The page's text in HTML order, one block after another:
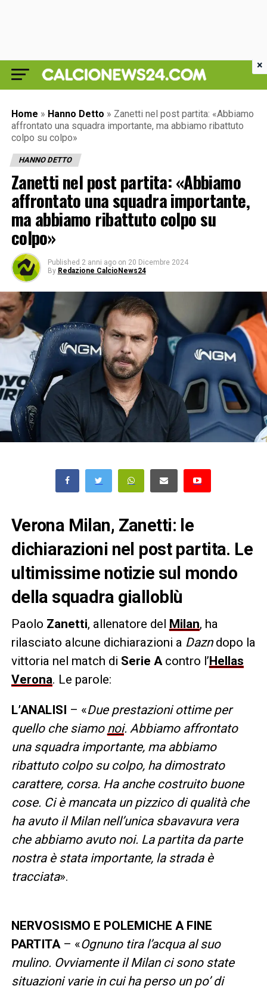
Home » Hanno Detto » Zanetti nel post partita: «Abbiamo
affrontato una squadra importante, ma abbiamo ribattuto
colpo su colpo»
HANNO DETTO
Zanetti nel post partita: «Abbiamo
affrontato una squadra importante,
ma abbiamo ribattuto colpo su
colpo»
Published 2 anni ago on 20 Dicembre 2024
By Redazione CalcioNews24
Verona Milan, Zanetti: le
dichiarazioni nel post partita. Le
ultimissime notizie sul mondo
della squadra gialloblù
Paolo Zanetti, allenatore del Milan, ha
rilasciato alcune dichiarazioni a Dazn dopo la
vittoria nel match di Serie Acontro l’Hellas
Verona. Le parole:
L’ANALISI – «Due prestazioni ottime per
quello che siamo noi. Abbiamo affrontato
una squadra importante, ma abbiamo
ribattuto colpo su colpo, ha dimostrato
carattere, corsa. Ha anche costruito buone
cose. Ci è mancata un pizzico di qualità che
ha avuto il Milan nell’unica sbavavura vera
che abbiamo avuto noi. La partita da parte
nostra è stata importante, la strada è
tracciata».
NERVOSISMO E POLEMICHE A FINE
PARTITA – «Ognuno tira l’acqua al suo
mulino. Ovviamente il Milan ci sono state
situazioni varie in cui ha perso un po’ di
×